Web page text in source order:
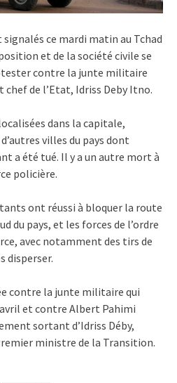
ce mardi matin au Tchad
et de la société civile se
contre la junte militaire
chef de l’Etat, Idriss Deby Itno.
dans la capitale,
villes du pays dont
a été tué. Il y a un autre mort à
policière.
ont réussi à bloquer la route
du pays, et les forces de l’ordre
avec notamment des tirs de
disperser.
contre la junte militaire qui
et contre Albert Pahimi
sortant d’Idriss Déby,
ministre de la Transition.